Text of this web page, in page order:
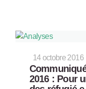
14 octobre 2016
2016 : Pour